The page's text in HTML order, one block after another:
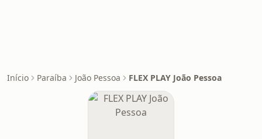
Início Paraíba João Pessoa FLEX PLAY João Pessoa